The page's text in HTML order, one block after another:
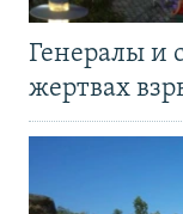
Генералы и
жертвах